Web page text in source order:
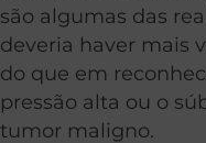
são algumas das
deveria haver mais
do que em
pressão alta ou o
tumor maligno.